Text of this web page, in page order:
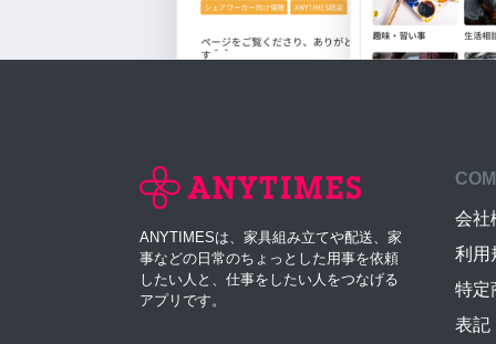
ANYTIMESは、家具組み立てや配送、家
事などの日常のちょっとした用事を依頼
したい人と、仕事をしたい人をつなげる
アプリです。
会社
利用
特定
表記